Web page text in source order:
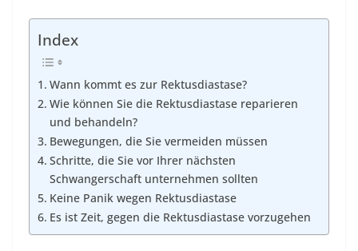
Index
Wann kommt es zur Rektusdiastase?
Wie können Sie die Rektusdiastase reparieren
und behandeln?
Bewegungen, die Sie vermeiden müssen
Schritte, die Sie vor Ihrer nächsten
Schwangerschaft unternehmen sollten
Keine Panik wegen Rektusdiastase
Es ist Zeit, gegen die Rektusdiastase vorzugehen